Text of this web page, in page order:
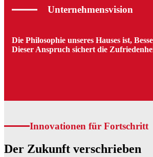
Unternehmensvision
Die Philosophie unseres Hauses ist,
Dieser Anspruch sichert die
Innovationen für Fortschritt
Der Zukunft verschrieben
neuester Druck- und
realisieren wir hochwertige,